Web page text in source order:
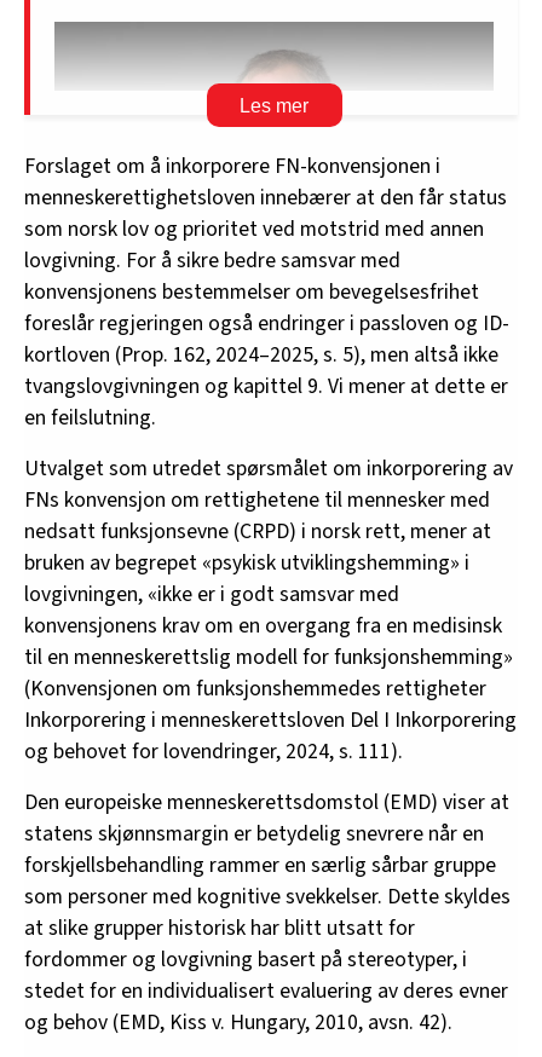
Privat
Bjørn Roar Vagle
mastergrad i atferdsvitenskap, seniorrådgiver
Kompetansesenteret for rusfeltet (KORUS,
Stavanger).
Privat
Marius Storviker førsteamanuensis i
rettsvitenskap ved UiT Norges arktiske
universitet.
Forslaget om å inkorporere FN-konvensjonen i
menneskerettighetsloven innebærer at den får status
som norsk lov og prioritet ved motstrid med annen
lovgivning. For å sikre bedre samsvar med
konvensjonens bestemmelser om bevegelsesfrihet
foreslår regjeringen også endringer i passloven og ID-
kortloven (Prop. 162, 2024–2025, s. 5), men altså ikke
tvangslovgivningen og kapittel 9. Vi mener at dette er
en feilslutning.
Utvalget som utredet spørsmålet om inkorporering av
FNs konvensjon om rettighetene til mennesker med
nedsatt funksjonsevne (CRPD) i norsk rett, mener at
bruken av begrepet «psykisk utviklingshemming» i
lovgivningen, «ikke er i godt samsvar med
konvensjonens krav om en overgang fra en medisinsk
til en menneskerettslig modell for funksjonshemming»
(Konvensjonen om funksjonshemmedes rettigheter
Inkorporering i menneskerettsloven Del I Inkorporering
og behovet for lovendringer, 2024, s. 111).
Den europeiske menneskerettsdomstol (EMD) viser at
statens skjønnsmargin er betydelig snevrere når en
forskjellsbehandling rammer en særlig sårbar gruppe
som personer med kognitive svekkelser. Dette skyldes
at slike grupper historisk har blitt utsatt for
fordommer og lovgivning basert på stereotyper, i
stedet for en individualisert evaluering av deres evner
og behov (EMD, Kiss v. Hungary, 2010, avsn. 42).